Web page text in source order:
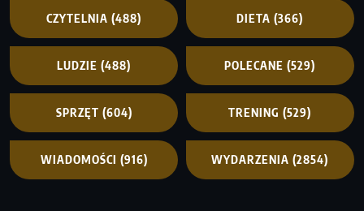
CZYTELNIA (488) DIETA (366)
LUDZIE (488) POLECANE (529)
SPRZĘT (604) TRENING (529)
WIADOMOŚCI (916) WYDARZENIA (2854)